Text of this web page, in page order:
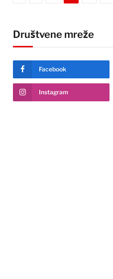
Društvene mreže
Facebook
Instagram